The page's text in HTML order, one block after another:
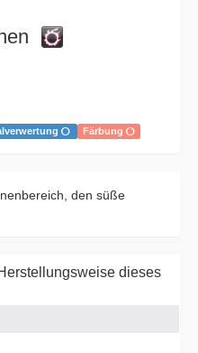
Färbung
den süße
dieses